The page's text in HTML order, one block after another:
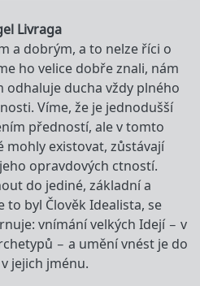
Livraga
a dobrým, a to nelze říci o
ho velice dobře znali, nám
odhaluje ducha vždy plného
Víme, že je jednodušší
předností, ale v tomto
existovat, zůstávají
opravdových ctností.
do jediné, základní a
to byl Člověk Idealista, se
vnímání velkých Idejí – v
– a umění vnést je do
jejich jménu.